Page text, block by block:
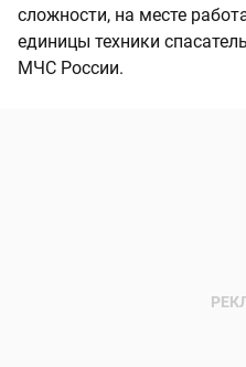
сложности, на месте
единицы техники
МЧС России.